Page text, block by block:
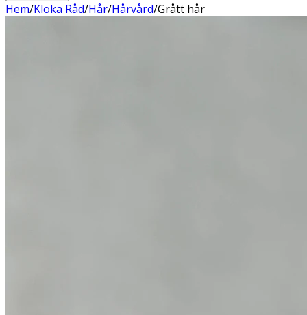
Hem/Kloka Råd/Hår/Hårvård/Grått hår